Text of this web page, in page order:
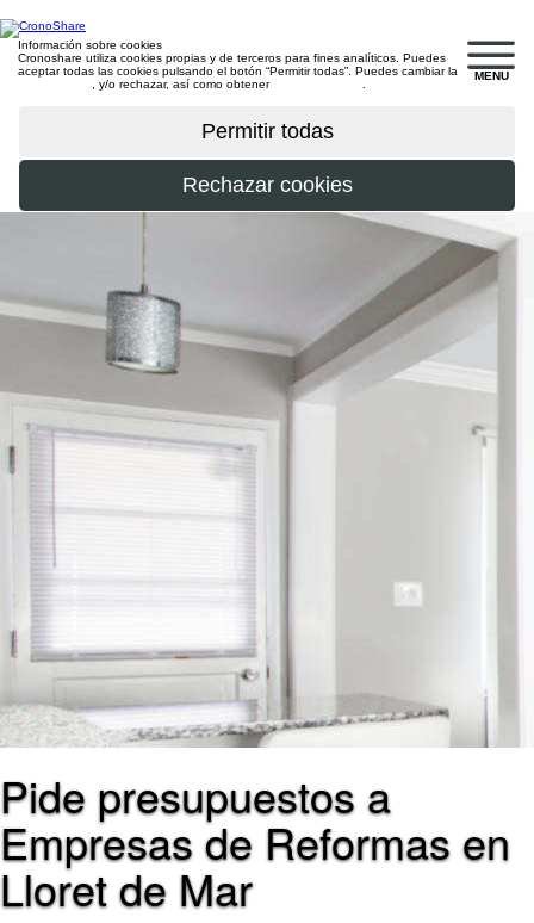
MENU
Información sobre cookies
Cronoshare utiliza cookies propias y de terceros para fines analíticos. Puedes
aceptar todas las cookies pulsando el botón “Permitir todas”. Puedes cambiar la
, y/o rechazar, así como obtener
Pide presupuestos a
Empresas de Reformas en
Lloret de Mar